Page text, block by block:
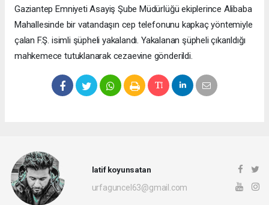
Gaziantep Emniyeti Asayiş Şube Müdürlüğü ekiplerince Alibaba
Mahallesinde bir vatandaşın cep telefonunu kapkaç yöntemiyle
çalan F.Ş. isimli şüpheli yakalandı. Yakalanan şüpheli çıkarıldığı
mahkemece tutuklanarak cezaevine gönderildi.
latif koyunsatan
urfaguncel63@gmail.com